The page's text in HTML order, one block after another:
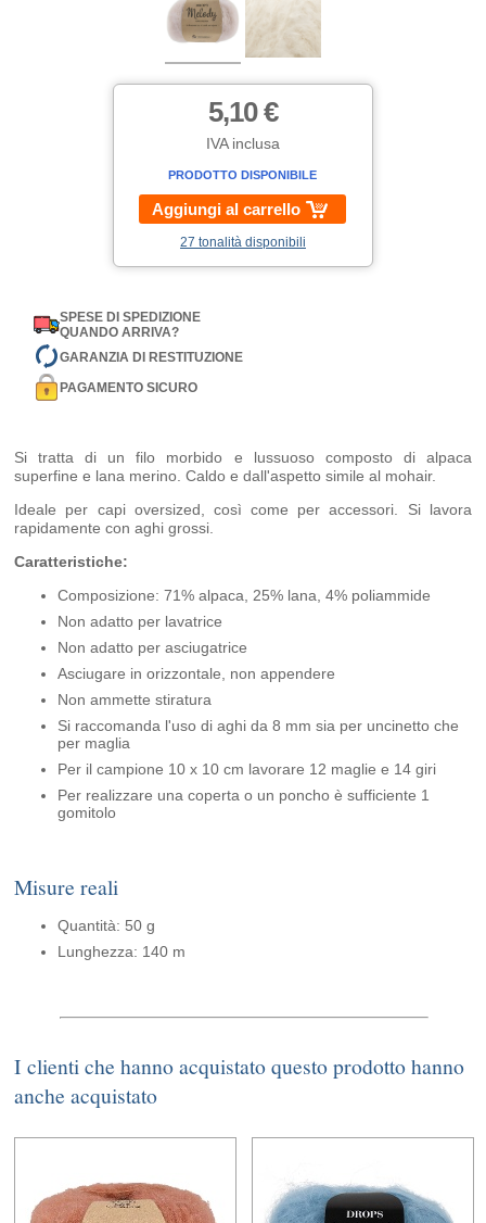
5,10 €
IVA inclusa
PRODOTTO DISPONIBILE
Aggiungi al carrello
27 tonalità disponibili
SPESE DI SPEDIZIONE
QUANDO ARRIVA?
GARANZIA DI RESTITUZIONE
PAGAMENTO SICURO
Si tratta di un filo morbido e lussuoso composto di alpaca
superfine e lana merino. Caldo e dall'aspetto simile al mohair.
Ideale per capi oversized, così come per accessori. Si lavora
rapidamente con aghi grossi.
Caratteristiche:
Composizione: 71% alpaca, 25% lana, 4% poliammide
Non adatto per lavatrice
Non adatto per asciugatrice
Asciugare in orizzontale, non appendere
Non ammette stiratura
Si raccomanda l'uso di aghi da 8 mm sia per uncinetto che
per maglia
Per il campione 10 x 10 cm lavorare 12 maglie e 14 giri
Per realizzare una coperta o un poncho è sufficiente 1
gomitolo
Misure reali
Quantità: 50 g
Lunghezza: 140 m
I clienti che hanno acquistato questo prodotto hanno
anche acquistato